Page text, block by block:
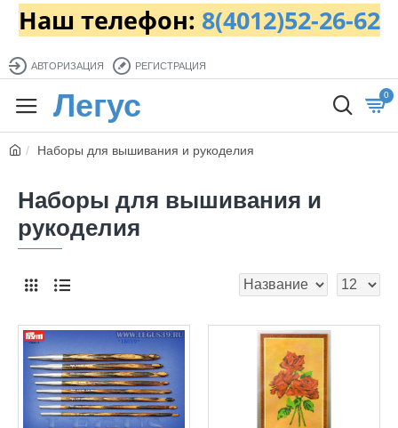
Наш телефон: 8(4012)52-26-62
АВТОРИЗАЦИЯ РЕГИСТРАЦИЯ
Легус 0
Наборы для вышивания и рукоделия
Наборы для вышивания и
рукоделия